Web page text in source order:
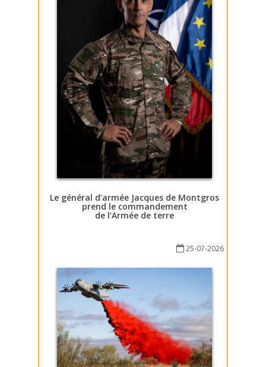
Le général d’armée Jacques de Montgros
prend le commandement
de l’Armée de terre
25-07-2026